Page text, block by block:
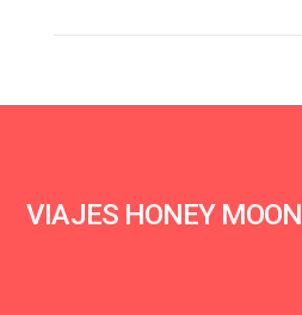
VIAJES HONEY MOON